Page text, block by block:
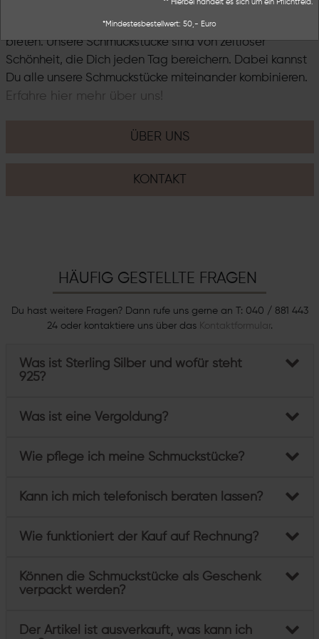
Inspirationen, möchten wir Dir mit unserem Label
THESSALIE ein ganz besonderes Schmuckerlebnis
bieten. Unsere Schmuckstücke sind von zeitloser
Schönheit, die Dich jeden Tag bereichern. Dabei kannst
Du alle unsere Schmuckstücke miteinander kombinieren.
Erfahre hier mehr über uns!
ÜBER UNS
KONTAKT
HÄUFIG GESTELLTE FRAGEN
Du hast weitere Fragen? Dann rufe uns gerne an T: 040 / 881 443
24 oder kontaktiere uns über das
Kontaktformular.
Was ist Sterling Silber und wofür steht
925?
Was ist eine Vergoldung?
Wie pflege ich meine Schmuckstücke?
Kann ich mich telefonisch beraten lassen?
Wie funktioniert der Kauf auf Rechnung?
Können die Schmuckstücke als Geschenk
verpackt werden?
Der Artikel ist ausverkauft, was kann ich
** Hierbei handelt es sich um ein Pflichtfeld.
*Mindestesbestellwert: 50,- Euro